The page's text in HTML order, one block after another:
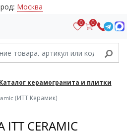
Москва
0 0
Каталог керамогранита и плитки
(ИТТ Керамик)
CERAMIC